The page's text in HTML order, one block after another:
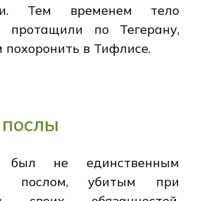
Тем временем тело
протащили по Тегерану,
в Тифлисе.
был не единственным
послом, убитым при